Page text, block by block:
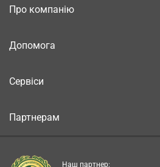
Про компанію
Допомога
Сервіси
Партнерам
Наш партнер: